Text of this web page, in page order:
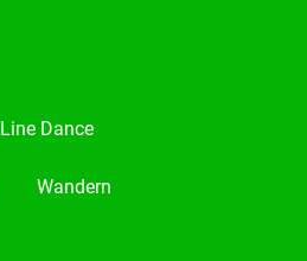
Line Dance
Wandern